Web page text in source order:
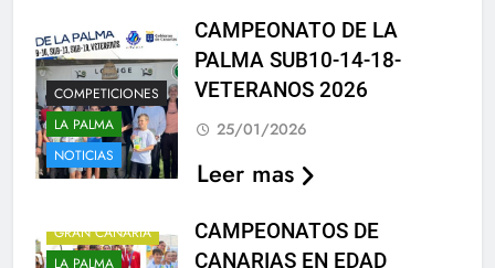
COMPETICIONES
LA PALMA
NOTICIAS
CAMPEONATO DE LA
PALMA SUB10-14-18-
VETERANOS 2026
25/01/2026
Leer mas
CAMPEONATOS
GRAN CANARIA
LA PALMA
CAMPEONATOS DE
CANARIAS EN EDAD